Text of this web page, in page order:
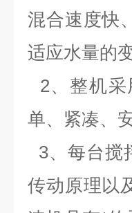
混合速度快
适应水量的
2、整机采
单、紧凑、
3、每台搅
传动原理以